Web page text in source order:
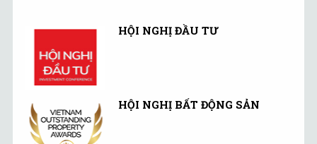
HỘI NGHỊ ĐẦU TƯ
HỘI NGHỊ BẤT ĐỘNG SẢN